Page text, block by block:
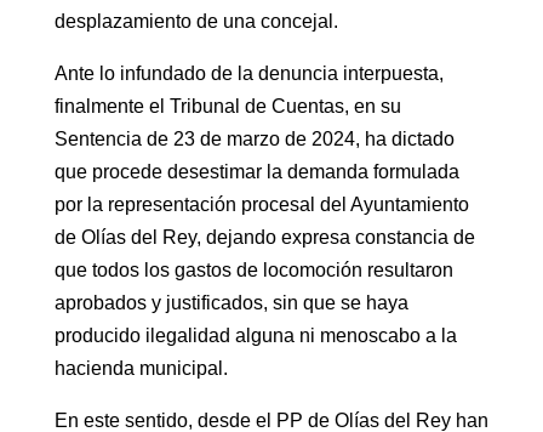
desplazamiento de una concejal.
Ante lo infundado de la denuncia interpuesta,
finalmente el Tribunal de Cuentas, en su
Sentencia de 23 de marzo de 2024, ha dictado
que procede desestimar la demanda formulada
por la representación procesal del Ayuntamiento
de Olías del Rey, dejando expresa constancia de
que todos los gastos de locomoción resultaron
aprobados y justificados, sin que se haya
producido ilegalidad alguna ni menoscabo a la
hacienda municipal.
En este sentido, desde el PP de Olías del Rey han